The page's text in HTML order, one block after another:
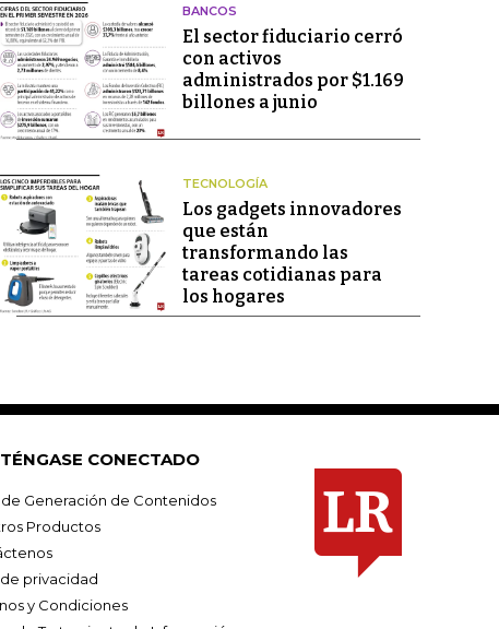
BANCOS
El sector fiduciario cerró
con activos
administrados por $1.169
billones a junio
TECNOLOGÍA
Los gadgets innovadores
que están
transformando las
tareas cotidianas para
los hogares
CONECTADO
de Generación de Contenidos
Productos
privacidad
y Condiciones